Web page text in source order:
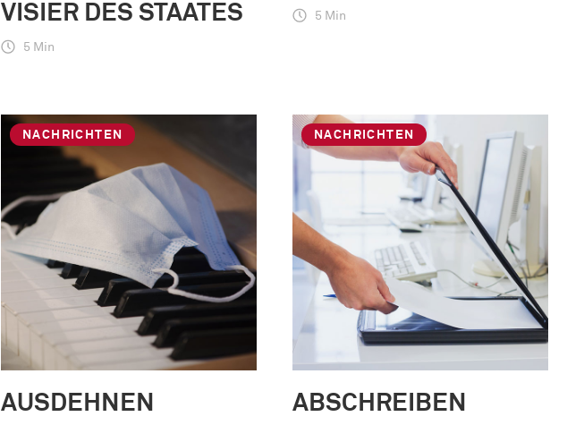
VISIER DES STAATES
5 Min
5 Min
NACHRICHTEN
AUSDEHNEN
NACHRICHTEN
ABSCHREIBEN